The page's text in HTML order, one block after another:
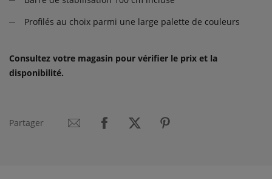
Profilés au choix parmi une large palette de couleurs
Consultez votre magasin pour vérifier le prix et la
disponibilité.
Partager